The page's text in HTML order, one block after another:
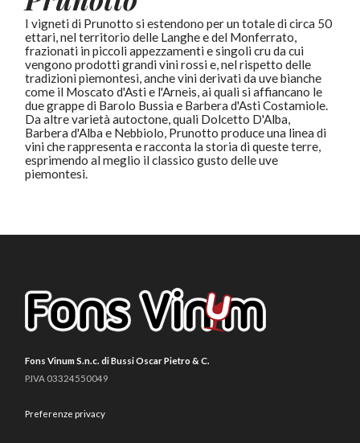
I vigneti di Prunotto si estendono per un totale di circa 50
ettari, nel territorio delle Langhe e del Monferrato,
frazionati in piccoli appezzamenti e singoli cru da cui
vengono prodotti grandi vini rossi e, nel rispetto delle
tradizioni piemontesi, anche vini derivati da uve bianche
come il Moscato d'Asti e l'Arneis, ai quali si affiancano le
due grappe di Barolo Bussia e Barbera d'Asti Costamiole.
Da altre varietà autoctone, quali Dolcetto D'Alba,
Barbera d'Alba e Nebbiolo, Prunotto produce una linea di
vini che rappresenta e racconta la storia di queste terre,
esprimendo al meglio il classico gusto delle uve
piemontesi.
Fons Vinum S.n.c. di Bussi Oscar Pietro & C.
P.IVA 03324550049
Preferenze privacy